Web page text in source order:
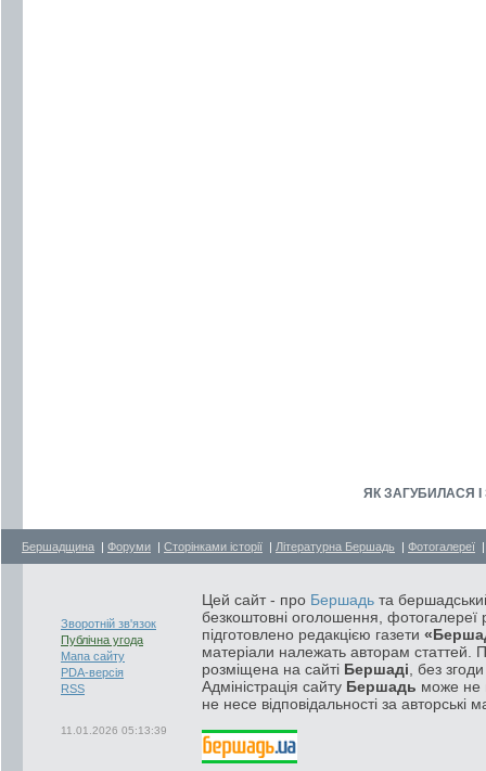
ЯК ЗАГУБИЛАСЯ
Бершадщина | Форуми | Сторінками історії | Літературна Бершадь | Фотогалереї
Зворотній зв'язок
Публічна угода
Мапа сайту
PDA-версія
RSS
11.01.2026 05:13:39
Цей сайт - про Бершадь та
безкоштовні оголошення, фотогалереї
підготовлено редакцією газети
матеріали належать авторам статтей.
розміщена на сайті Бершаді , без
Адміністрація сайту Бершадь може не
не несе відповідальності за авторські